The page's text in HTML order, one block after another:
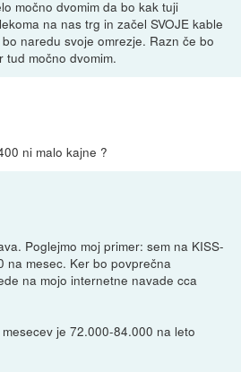
močno dvomim da bo kak tuji
na nas trg in začel SVOJE kable
naredu svoje omrezje. Razn če bo
tud močno dvomim.
ni malo kajne ?
Poglejmo moj primer: sem na KISS-
na mesec. Ker bo povprečna
na mojo internetne navade cca
je 72.000-84.000 na leto